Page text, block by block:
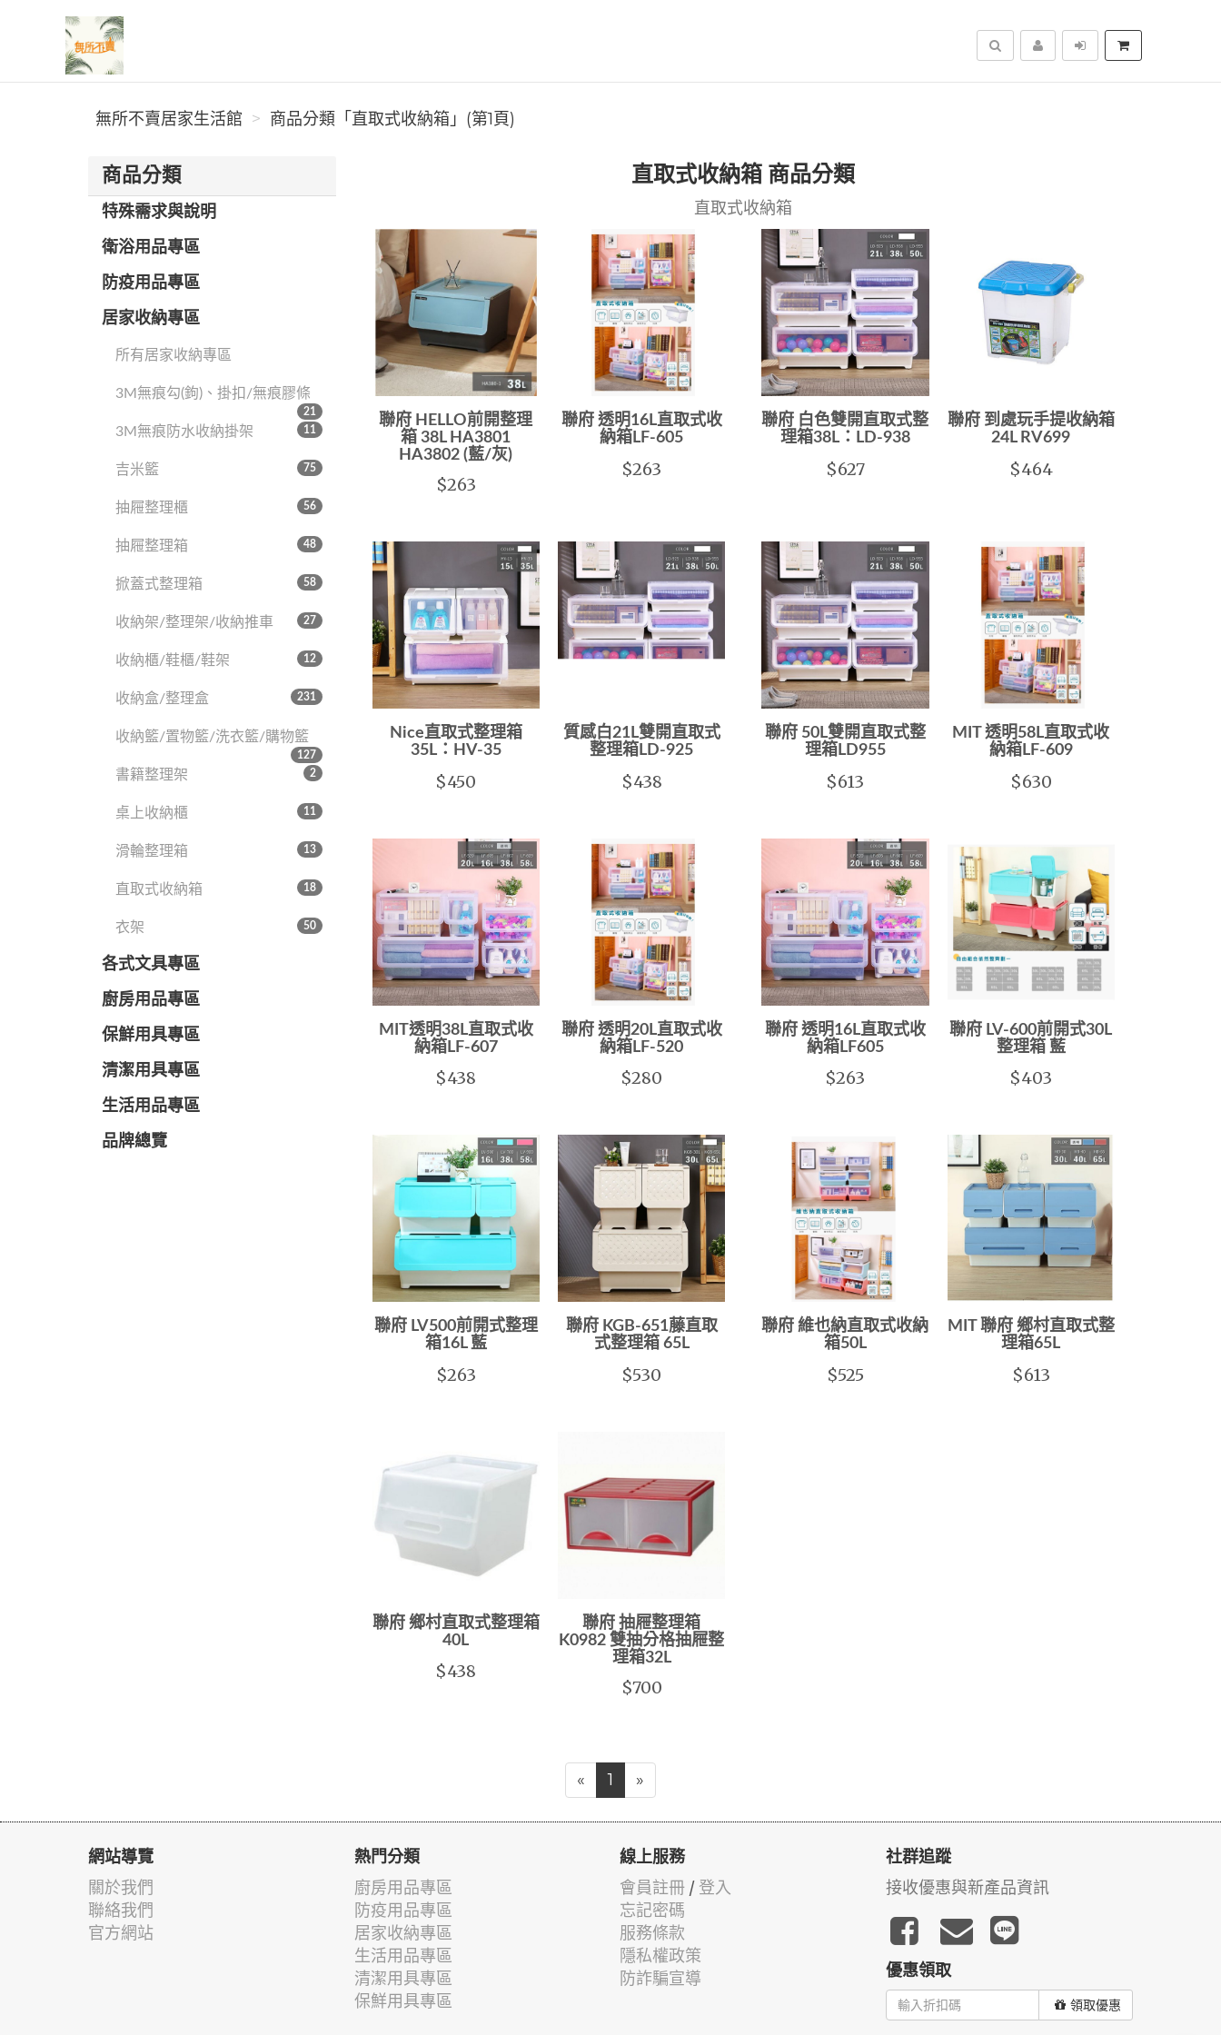
無所不賣居家生活館
搜尋
無所不賣居家生活館 商品分類「直取式收納箱」(第1頁)
商品分類
特殊需求與說明
衛浴用品專區
防疫用品專區
居家收納專區
所有居家收納專區
3M無痕勾(鉤)、掛扣/無痕膠條
21
3M無痕防水收納掛架 11
吉米籃 75
抽屜整理櫃 56
抽屜整理箱 48
掀蓋式整理箱 58
收納架/整理架/收納推車 27
收納櫃/鞋櫃/鞋架 12
收納盒/整理盒 231
收納籃/置物籃/洗衣籃/購物籃
127
書籍整理架 2
桌上收納櫃 11
滑輪整理箱 13
直取式收納箱 18
衣架 50
各式文具專區
廚房用品專區
保鮮用具專區
清潔用具專區
生活用品專區
品牌總覽
直取式收納箱 商品分類
直取式收納箱
聯府 HELLO前開整理
箱 38L HA3801
HA3802 (藍/灰)
$263
聯府 透明16L直取式收
納箱LF-605
$263
聯府 白色雙開直取式整
理箱38L：LD-938
$627
聯府 到處玩手提收納箱
24L RV699
$464
Nice直取式整理箱
35L：HV-35
$450
質感白21L雙開直取式
整理箱LD-925
$438
聯府 50L雙開直取式整
理箱LD955
$613
MIT 透明58L直取式收
納箱LF-609
$630
MIT透明38L直取式收
納箱LF-607
$438
聯府 透明20L直取式收
納箱LF-520
$280
聯府 透明16L直取式收
納箱LF605
$263
聯府 LV-600前開式30L
整理箱 藍
$403
聯府 LV500前開式整理
箱16L 藍
$263
聯府 KGB-651藤直取
式整理箱 65L
$530
聯府 維也納直取式收納
箱50L
$525
MIT 聯府 鄉村直取式整
理箱65L
$613
聯府 鄉村直取式整理箱
40L
$438
聯府 抽屜整理箱
K0982 雙抽分格抽屜整
理箱32L
$700
« 1 »
網站導覽
關於我們
聯絡我們
官方網站
熱門分類
廚房用品專區
防疫用品專區
居家收納專區
生活用品專區
清潔用具專區
保鮮用具專區
線上服務
會員註冊 / 登入
忘記密碼
服務條款
隱私權政策
防詐騙宣導
社群追蹤
接收優惠與新產品資訊
優惠領取
領取優惠